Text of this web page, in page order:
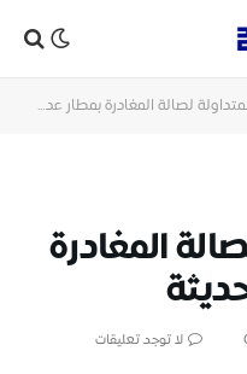
لصالة المغادرة بمطار عدن ليست حديثة
المغادرة
لا توجد تعليقات